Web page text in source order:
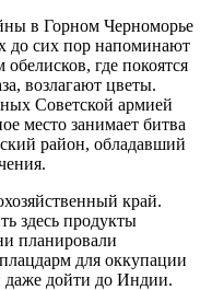
в Горном Черноморье
до сих пор напоминают
где покоятся
возлагают цветы.
Советской армией
место занимает битва
район, обладавший
край.
здесь продукты
планировали
плацдарм для оккупации
даже дойти до Индии.